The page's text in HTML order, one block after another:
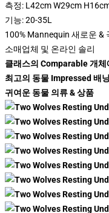
측정: L42cm W29cm
기능: 20-35L
100% Mannequin 새로운 &
소매업체 및 온라인 솔리
클래스의 Comparable 개체
최고의 동물 Impressed 배
귀여운 동물 의류 & 상품